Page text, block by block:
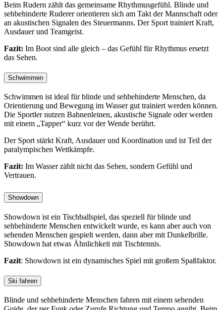
Beim Rudern zählt das gemeinsame Rhythmusgefühl. Blinde und
sehbehinderte Ruderer orientieren sich am Takt der Mannschaft oder
an akustischen Signalen des Steuermanns. Der Sport trainiert Kraft,
Ausdauer und Teamgeist.
Fazit: Im Boot sind alle gleich – das Gefühl für Rhythmus ersetzt
das Sehen.
Schwimmen
Schwimmen ist ideal für blinde und sehbehinderte Menschen, da
Orientierung und Bewegung im Wasser gut trainiert werden können.
Die Sportler nutzen Bahnenleinen, akustische Signale oder werden
mit einem „Tapper“ kurz vor der Wende berührt.
Der Sport stärkt Kraft, Ausdauer und Koordination und ist Teil der
paralympischen Wettkämpfe.
Fazit: Im Wasser zählt nicht das Sehen, sondern Gefühl und
Vertrauen.
Showdown
Showdown ist ein Tischballspiel, das speziell für blinde und
sehbehinderte Menschen entwickelt wurde, es kann aber auch von
sehenden Menschen gespielt werden, dann aber mit Dunkelbrille.
Showdown hat etwas Ähnlichkeit mit Tischtennis.
Fazit: Showdown ist ein dynamisches Spiel mit großem Spaßfaktor.
Ski fahren
Blinde und sehbehinderte Menschen fahren mit einem sehenden